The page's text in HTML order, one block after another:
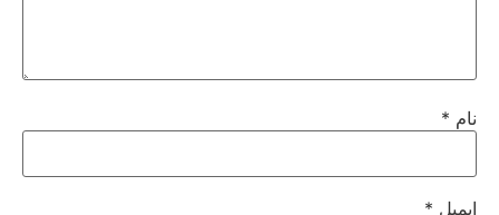
نام *
ایمیل *